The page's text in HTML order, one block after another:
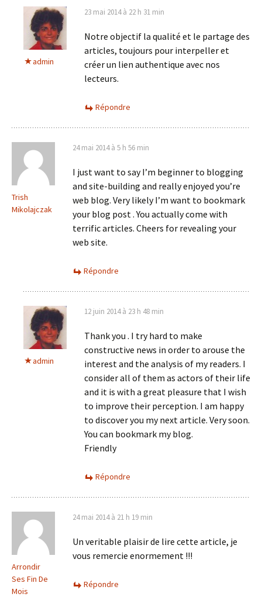
admin
23 mai 2014 à 22 h 31 min
Notre objectif la qualité et le partage des
articles, toujours pour interpeller et
créer un lien authentique avec nos
lecteurs.
Répondre
Trish
Mikolajczak
24 mai 2014 à 5 h 56 min
I just want to say I’m beginner to blogging
and site-building and really enjoyed you’re
web blog. Very likely I’m want to bookmark
your blog post . You actually come with
terrific articles. Cheers for revealing your
web site.
Répondre
admin
12 juin 2014 à 23 h 48 min
Thank you . I try hard to make
constructive news in order to arouse the
interest and the analysis of my readers. I
consider all of them as actors of their life
and it is with a great pleasure that I wish
to improve their perception. I am happy
to discover you my next article. Very soon.
You can bookmark my blog.
Friendly
Répondre
Arrondir
Ses Fin De
Mois
24 mai 2014 à 21 h 19 min
Un veritable plaisir de lire cette article, je
vous remercie enormement !!!
Répondre